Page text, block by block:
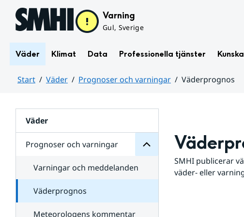
Hoppa till sidans innehåll Varning
Gul, Sverige
Väder Klimat Data Professionella tjänster
Start Väder Prognoser och varningar
Väderprognos
Väder
Prognoser och varningar
för
varningar
Varningar och meddelanden
Väderprognos
Meteorologens kommentar
SMHI publicerar
väder- eller